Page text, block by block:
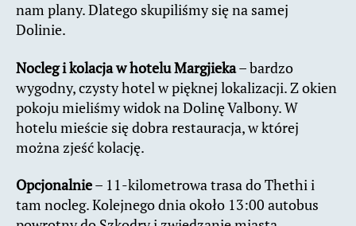
nam plany. Dlatego skupiliśmy się na samej
Dolinie.
Nocleg i kolacja w hotelu Margjieka– bardzo
wygodny, czysty hotel w pięknej lokalizacji. Z okien
pokoju mieliśmy widok na Dolinę Valbony. W
hotelu mieście się dobra restauracja, w której
można zjeść kolację.
Opcjonalnie– 11-kilometrowa trasa do Thethi i
tam nocleg. Kolejnego dnia około 13:00 autobus